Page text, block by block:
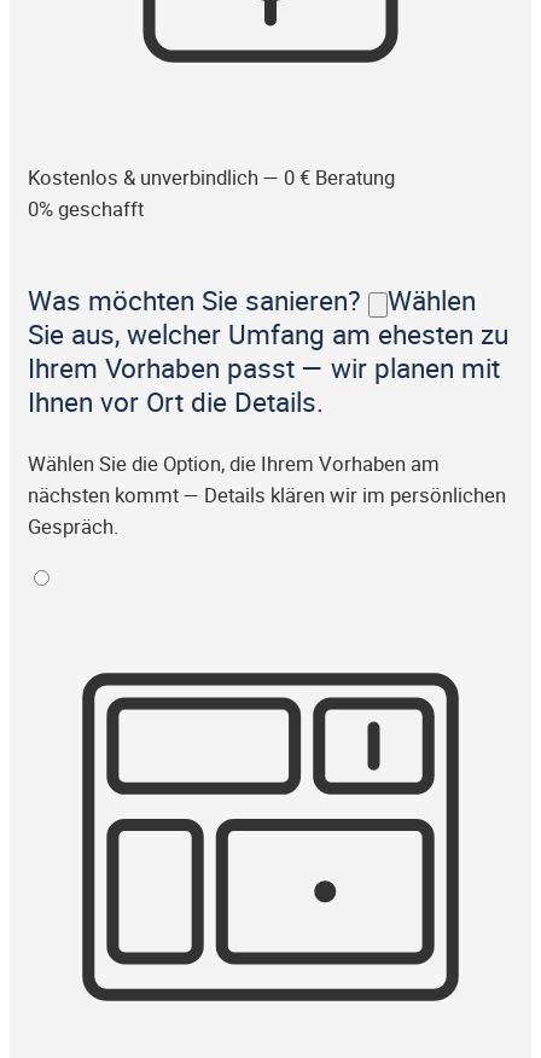
Kostenlos & unverbindlich — 0 € Beratung
0% geschafft
Was möchten Sie sanieren?
Wählen
Sie aus, welcher Umfang am ehesten zu
Ihrem Vorhaben passt — wir planen mit
Ihnen vor Ort die Details.
Wählen Sie die Option, die Ihrem Vorhaben am
nächsten kommt — Details klären wir im persönlichen
Gespräch.